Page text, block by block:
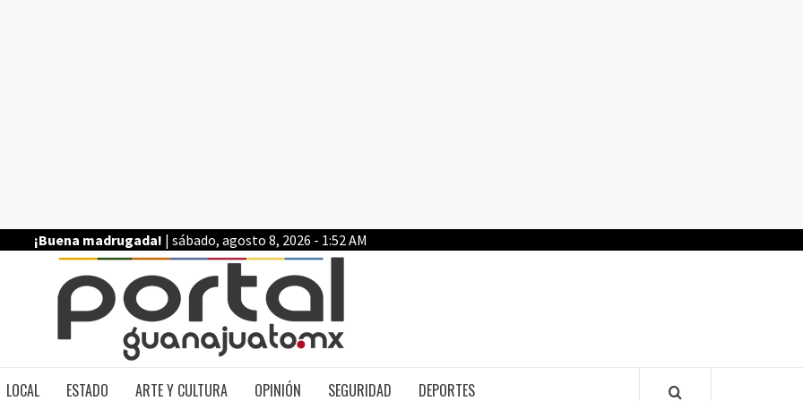
¡Buena madrugada! | sábado, agosto 8, 2026 - 1:52 AM
LOCAL ESTADO ARTE Y CULTURA OPINIÓN SEGURIDAD DEPORTES